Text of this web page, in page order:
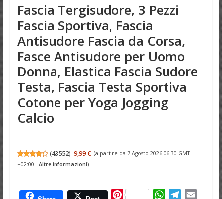
Fascia Tergisudore, 3 Pezzi
Fascia Sportiva, Fascia
Antisudore Fascia da Corsa,
Fasce Antisudore per Uomo
Donna, Elastica Fascia Sudore
Testa, Fascia Testa Sportiva
Cotone per Yoga Jogging
Calcio
(43552) 9,99 € (a partire da 7 Agosto 2026 06:30 GMT
+02:00 - Altre informazioni)
P W